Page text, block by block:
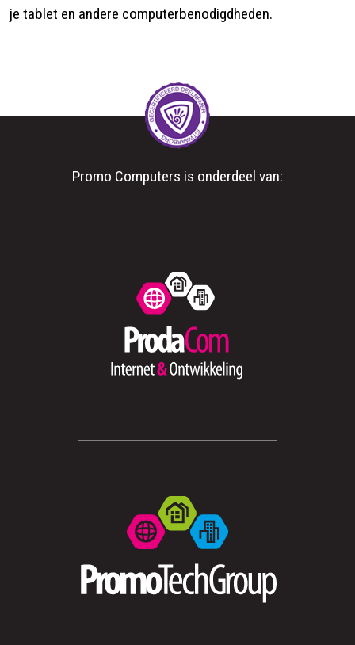
je tablet en andere computerbenodigdheden.
Promo Computers is onderdeel van: